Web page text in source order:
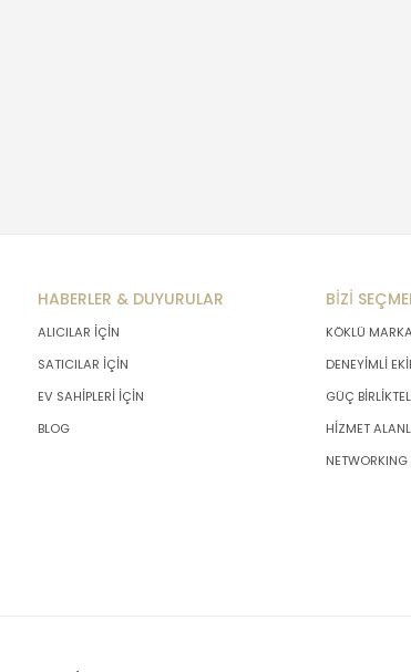
HABERLER & DUYURULAR
ALICILAR İÇİN
SATICILAR İÇİN
EV SAHİPLERİ İÇİN
BLOG
BİZİ
KÖKLÜ MARKA
DENEYİMLİ
GÜÇ
HİZMET
NETWORKING